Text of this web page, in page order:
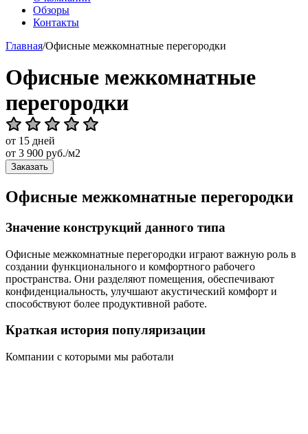
Обзоры
Контакты
Главная/Офисные межкомнатные перегородки
Офисные межкомнатные
перегородки
от 15 дней
от 3 900 руб./м2
Заказать
Офисные межкомнатные перегородки
Значение конструкций данного типа
Офисные межкомнатные перегородки играют важную роль в
создании функционального и комфортного рабочего
пространства. Они разделяют помещения, обеспечивают
конфиденциальность, улучшают акустический комфорт и
способствуют более продуктивной работе.
Краткая история популяризации
Компании с которыми мы работали